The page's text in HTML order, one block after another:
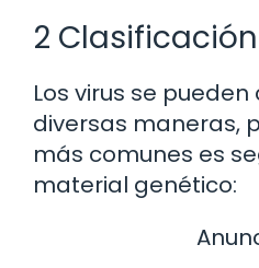
2
Los virus se
diversas maneras,
más comunes es
material genético: